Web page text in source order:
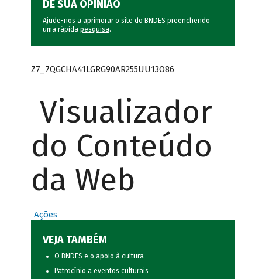
DÊ SUA OPINIÃO
Ajude-nos a aprimorar o site do BNDES preenchendo
uma rápida pesquisa.
Z7_7QGCHA41LGRG90AR255UU13O86
Visualizador
do Conteúdo
da Web
Ações
VEJA TAMBÉM
O BNDES e o apoio à cultura
Patrocínio a eventos culturais